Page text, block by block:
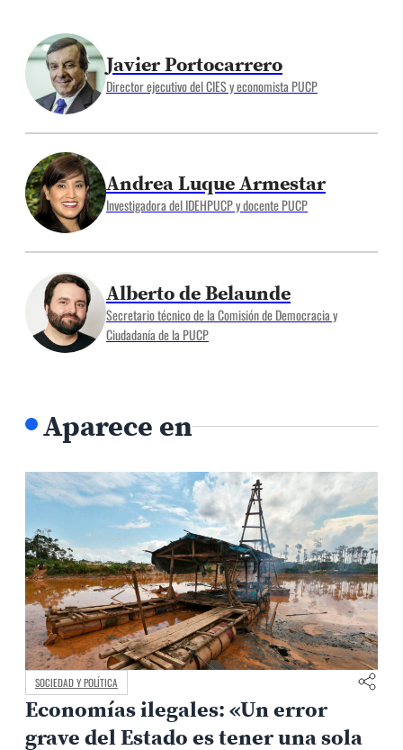
Javier Portocarrero
Director ejecutivo del CIES y economista PUCP
Andrea Luque Armestar
Investigadora del IDEHPUCP y docente PUCP
Alberto de Belaunde
Secretario técnico de la Comisión de Democracia y
Ciudadanía de la PUCP
Aparece en
SOCIEDAD Y POLÍTICA
Economías ilegales: «Un error
grave del Estado es tener una sola